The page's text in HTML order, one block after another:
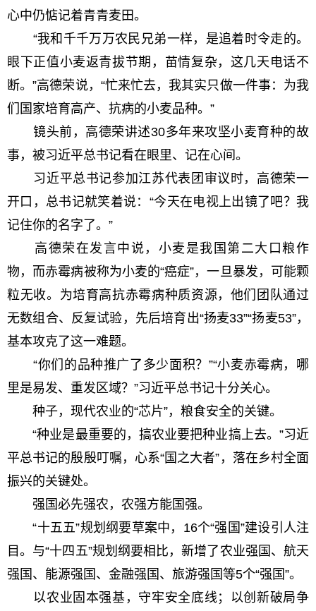
心中仍惦记着青青麦田。
“我和千千万万农民兄弟一样，是追着时令走的。
眼下正值小麦返青拔节期，苗情复杂，这几天电话不
断。”高德荣说，“忙来忙去，我其实只做一件事：为我
们国家培育高产、抗病的小麦品种。”
镜头前，高德荣讲述30多年来攻坚小麦育种的故
事，被习近平总书记看在眼里、记在心间。
习近平总书记参加江苏代表团审议时，高德荣一
开口，总书记就笑着说：“今天在电视上出镜了吧？我
记住你的名字了。”
高德荣在发言中说，小麦是我国第二大口粮作
物，而赤霉病被称为小麦的“癌症”，一旦暴发，可能颗
粒无收。为培育高抗赤霉病种质资源，他们团队通过
无数组合、反复试验，先后培育出“扬麦33”“扬麦53”，
基本攻克了这一难题。
“你们的品种推广了多少面积？”“小麦赤霉病，哪
里是易发、重发区域？”习近平总书记十分关心。
种子，现代农业的“芯片”，粮食安全的关键。
“种业是最重要的，搞农业要把种业搞上去。”习近
平总书记的殷殷叮嘱，心系“国之大者”，落在乡村全面
振兴的关键处。
强国必先强农，农强方能国强。
“十五五”规划纲要草案中，16个“强国”建设引人注
目。与“十四五”规划纲要相比，新增了农业强国、航天
强国、能源强国、金融强国、旅游强国等5个“强国”。
以农业固本强基，守牢安全底线；以创新破局争